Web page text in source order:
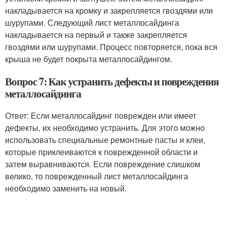
накладывается на кромку и закрепляется гвоздями или
шурупами. Следующий лист металлосайдинга
накладывается на первый и также закрепляется
гвоздями или шурупами. Процесс повторяется, пока вся
крыша не будет покрыта металлосайдингом.
Вопрос 7: Как устранить дефекты и повреждения
металлосайдинга
Ответ: Если металлосайдинг поврежден или имеет
дефекты, их необходимо устранить. Для этого можно
использовать специальные ремонтные пасты и клеи,
которые приклеиваются к поврежденной области и
затем выравниваются. Если повреждение слишком
велико, то поврежденный лист металлосайдинга
необходимо заменить на новый.